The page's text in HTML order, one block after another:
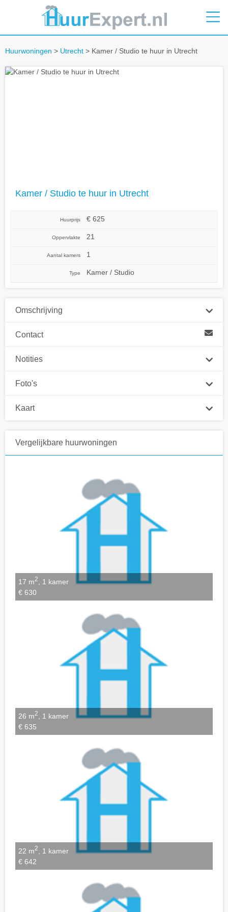
Huurwoningen > Utrecht > Kamer / Studio te huur in Utrecht
Kamer / Studio te huur in Utrecht
Huurprijs € 625
Oppervlakte 21
Aantal kamers 1
Type Kamer / Studio
Omschrijving
Contact
Notities
Notities bewaren
Foto's
Kaart
Vergelijkbare huurwoningen
17 m2
, 1 kamer
€ 630
26 m2, 1 kamer
€ 635
22 m2
, 1 kamer
€ 642